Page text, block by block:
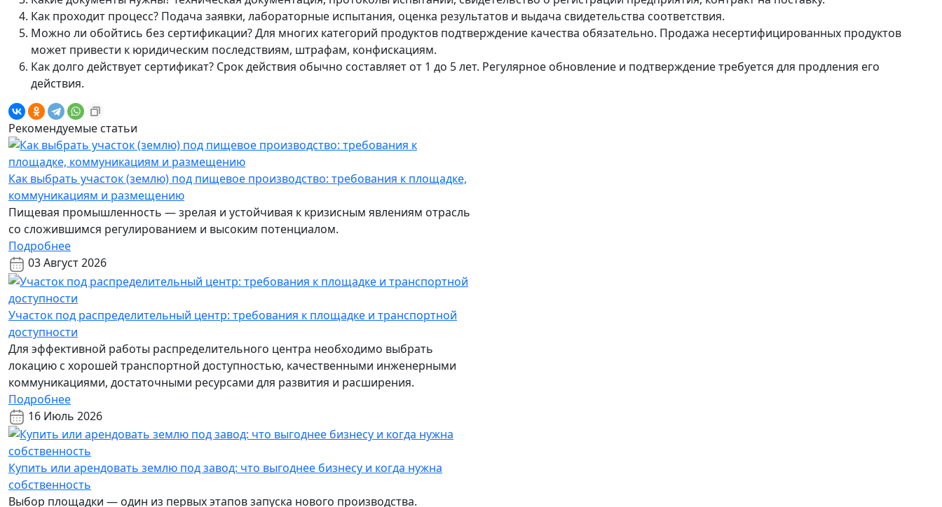
Как проходит процесс? Подача заявки, лабораторные испытания, оценка результатов и выдача свидетельства соответствия.
Можно ли обойтись без сертификации? Для многих категорий продуктов подтверждение качества обязательно. Продажа несертифицированных продуктов
может привести к юридическим последствиям, штрафам, конфискациям.
Как долго действует сертификат? Срок действия обычно составляет от 1 до 5 лет. Регулярное обновление и подтверждение требуется для продления его
действия.
Рекомендуемые статьи
Как выбрать участок (землю) под пищевое производство: требования к площадке,
коммуникациям и размещению
Пищевая промышленность — зрелая и устойчивая к кризисным явлениям отрасль
со сложившимся регулированием и высоким потенциалом.
Подробнее
03 Август 2026
Участок под распределительный центр: требования к площадке и транспортной
доступности
Для эффективной работы распределительного центра необходимо выбрать
локацию с хорошей транспортной доступностью, качественными инженерными
коммуникациями, достаточными ресурсами для развития и расширения.
Подробнее
16 Июль 2026
Купить или арендовать землю под завод: что выгоднее бизнесу и когда нужна
собственность
Выбор площадки — один из первых этапов запуска нового производства.